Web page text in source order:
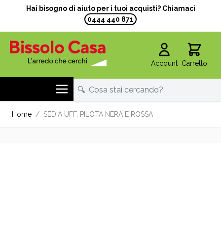
Hai bisogno di aiuto per i tuoi acquisti? Chiamaci
0444 440 871
Account Carrello
Home / SEDIA UFF. PILOTA NERA E ROSSA